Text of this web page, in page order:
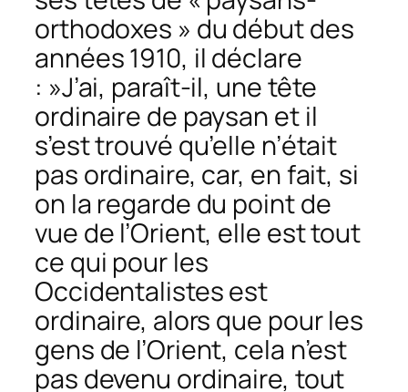
orthodoxes » du début des
années 1910, il déclare
: »J’ai, paraît-il, une tête
ordinaire de paysan et il
s’est trouvé qu’elle n’était
pas ordinaire, car, en fait, si
on la regarde du point de
vue de l’Orient, elle est tout
ce qui pour les
Occidentalistes est
ordinaire, alors que pour les
gens de l’Orient, cela n’est
pas devenu ordinaire, tout